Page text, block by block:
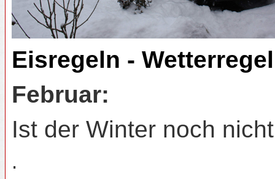
Eisregeln -
Februar:
Ist der Winter noch
.